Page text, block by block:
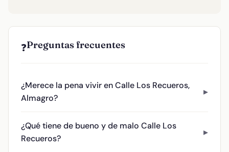
❓Preguntas frecuentes
¿Merece la pena vivir en Calle Los Recueros,
Almagro?
¿Qué tiene de bueno y de malo Calle Los
Recueros?